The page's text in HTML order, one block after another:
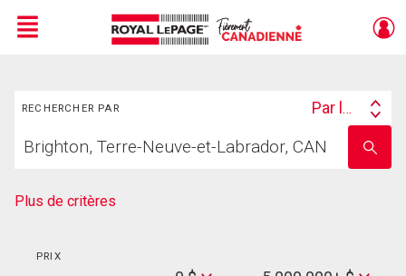
Menu
RECHERCHER PAR
Search
Par lieu
votre
nom
Plus de critères
PRIX